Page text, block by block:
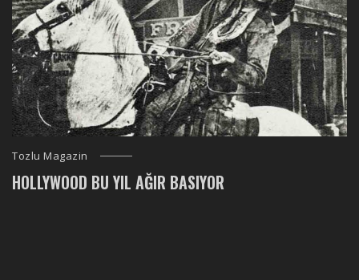
Tozlu Magazin
HOLLYWOOD BU YIL AĞIR BASIYOR